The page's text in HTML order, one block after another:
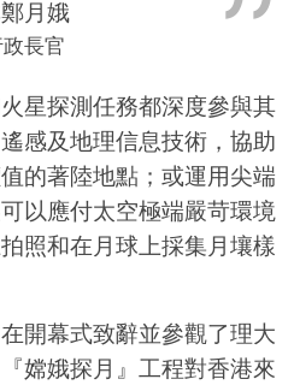
月娥
長官
星探測任務都深度參與其
感及地理信息技術，協助
的著陸地點；或運用尖端
以應付太空極端嚴苛環境
照和在月球上採集月壤樣
開幕式致辭並參觀了理大
嫦娥探月』工程對香港來